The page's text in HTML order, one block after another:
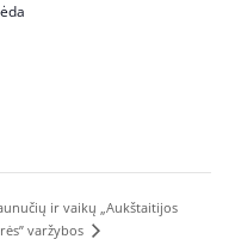
ir vaikų „Aukštaitijos
varžybos